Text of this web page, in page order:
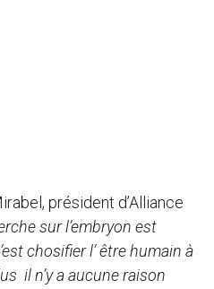
président d’Alliance
sur l’embryon est
chosifier l’ être humain à
il n’y a aucune raison